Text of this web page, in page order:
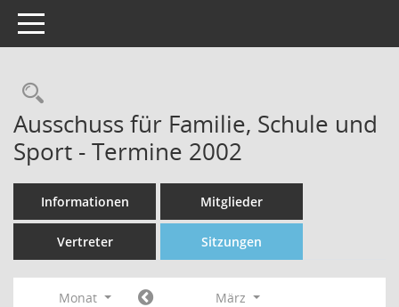
Toggle navigation
Rechercheauswahl
Ausschuss für Familie, Schule und
Sport - Termine 2002
Informationen Mitglieder
Vertreter Sitzungen
Monat
März